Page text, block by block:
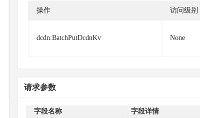
操作 访问级别
dcdn:BatchPutDcdnKv None
请求参数
字段名称 字段详情